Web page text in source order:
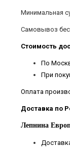
Минимальная
Самовывоз
Стоимость
По
При
Оплата
Доставка по
Лепнина